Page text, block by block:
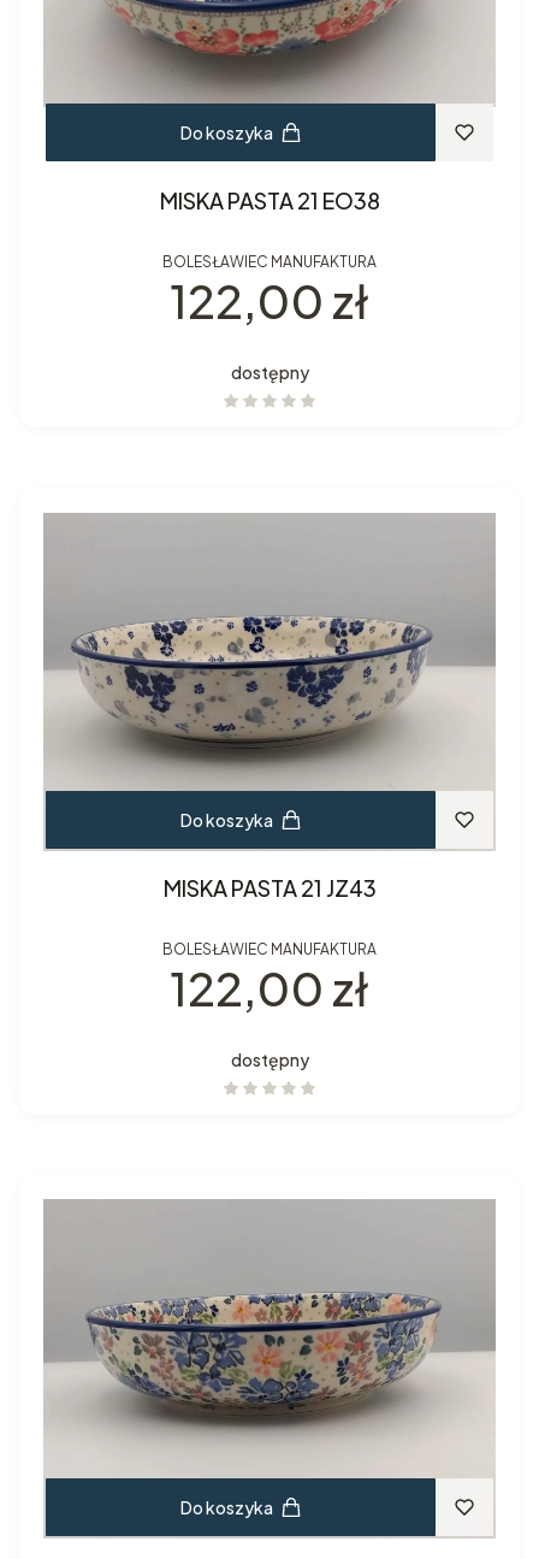
Do koszyka
MISKA PASTA 21 EO38
BOLESŁAWIEC MANUFAKTURA
Cena
122,00 zł
dostępny
Do koszyka
MISKA PASTA 21 JZ43
BOLESŁAWIEC MANUFAKTURA
Cena
122,00 zł
dostępny
Do koszyka